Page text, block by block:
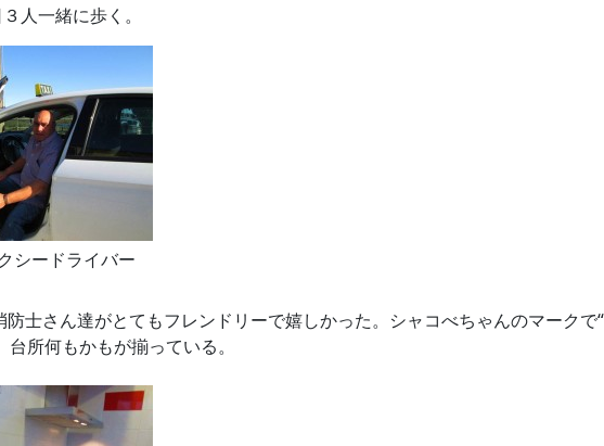
人一緒に歩く。
シードライバー
士さん達がとてもフレンドリーで嬉しかった。シャコべちゃんのマークで
所何もかもが揃っている。